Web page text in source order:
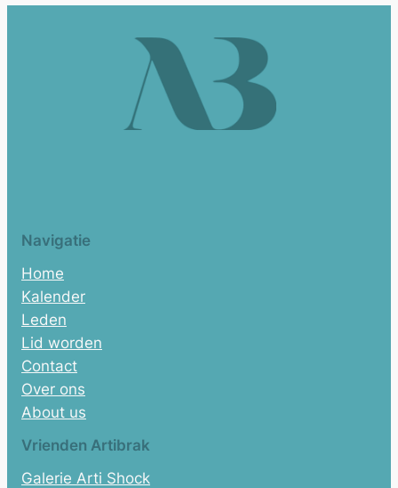
Navigatie
Home
Kalender
Leden
Lid worden
Contact
Over ons
About us
Vrienden Artibrak
Galerie Arti Shock